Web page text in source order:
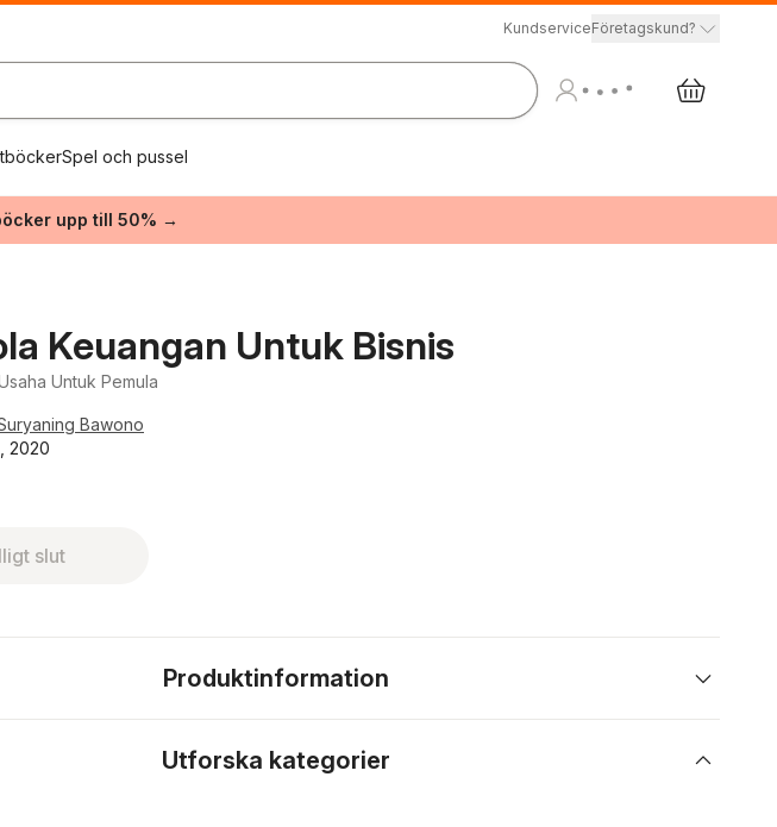
KundserviceFöretagskund?
Spel och pussel
upp till 50% →
Keuangan Untuk Bisnis
Untuk Pemula
Bawono
2020
slut
Produktinformation
Utforska kategorier